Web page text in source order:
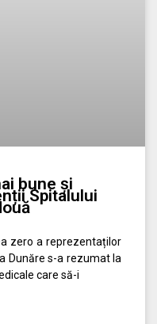
bune și
Spitalului
zero a reprezentaților
Dunăre s-a rezumat la
care să-i